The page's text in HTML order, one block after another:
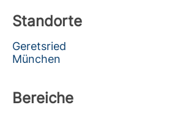
Standorte
Geretsried
München
Bereiche